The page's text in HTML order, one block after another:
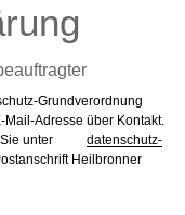
Grundverordnung
Adresse über Kontakt.
unter
d t nsch tz-
Heilbronner